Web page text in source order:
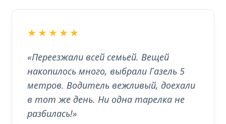
★★★★★
«Переезжали всей семьей. Вещей
накопилось много, выбрали Газель 5
метров. Водитель вежливый, доехали
в тот же день. Ни одна тарелка не
разбилась!»